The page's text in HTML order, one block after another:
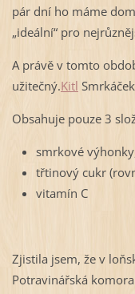
pár dní ho máme
„ideální“ pro
A právě v tomto
užitečný.Kitl
Obsahuje pouze 3
smrkové
třtinový cukr
vitamín C
Zjistila jsem, že v
Potravinářská